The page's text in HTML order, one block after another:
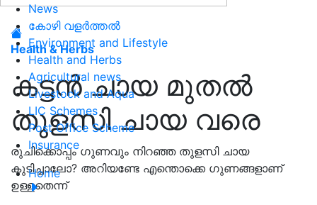
News
കോഴി വളർത്തൽ
Environment and Lifestyle
Health and Herbs
Agricultural news
Livestock and Aqua
LIC Schemes
Post Office Scheme
Insurance
Home
Health & Herbs
കട്ടൻ ചായ മുതൽ
തുളസി ചായ വരെ
രുചിക്കൊപ്പം ഗുണവും നിറഞ്ഞ തുളസി ചായ
കുടിച്ചാലോ? അറിയണ്ടേ എന്തൊക്കെ ഗുണങ്ങളാണ്
ഉള്ളതെന്ന്